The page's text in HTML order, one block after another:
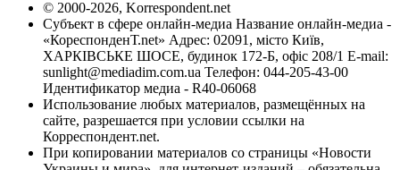
© 2000-2026, Korrespondent.net
Субъект в сфере онлайн-медиа Название онлайн-медиа -
«КореспонденТ.net» Адрес: 02091, місто Київ,
ХАРКІВСЬКЕ ШОСЕ, будинок 172-Б, офіс 208/1 E-mail:
sunlight@mediadim.com.ua Телефон: 044-205-43-00
Идентификатор медиа - R40-06068
Использование любых материалов, размещённых на
сайте, разрешается при условии ссылки на
Корреспондент.net.
При копировании материалов со страницы «Новости